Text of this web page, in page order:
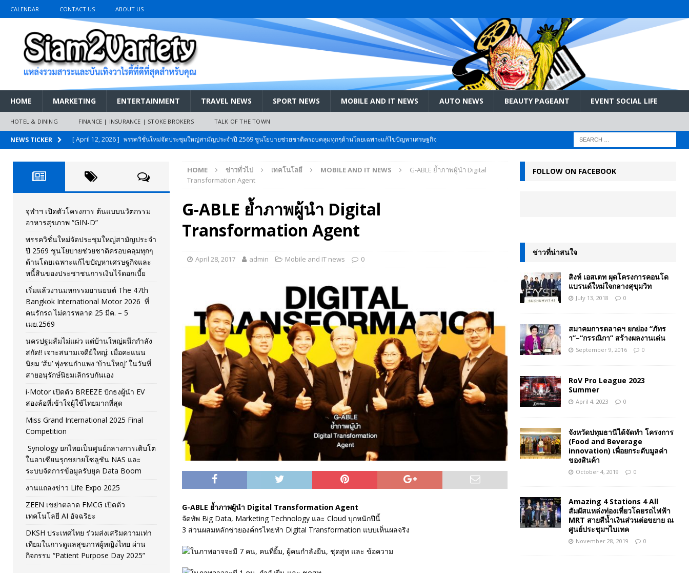
CALENDAR CONTACT US ABOUT US
HOME MARKETING ENTERTAINMENT TRAVEL NEWS SPORT NEWS MOBILE AND IT NEWS AUTO NEWS BEAUTY PAGEANT EVENT SOCIAL LIFE
HOTEL & DINING FINANCE | INSURANCE | STOKE BROKERS TALK OF THE TOWN
NEWS TICKER [ April 12, 2026 ] พรรควิชั่นใหม่จัดประชุมใหญ่สามัญประจำปี 2569 ชูนโยบายช่วยชาติครอบคลุมทุกๆด้านโดยเฉพาะแก้ไขปัญหาเศรษฐกิจ
[ March 26, 2026 ]
เริ่มแล้วงานมหกรรมยานยนต์ The 47th Bangkok International Motor 2026 ที่คนรักรถ ไม่ควรพลาด 25 มีค. – 5
เมย.2569
AUTO NEWS
[ February 10, 2026 ] นครปฐมส้มไม่แผ่ว แต่บ้านใหญ่ผนึกกำลัง สกัด!! เจาะสนามเจดีย์ใหญ่: เมื่อคะแนนนิยม ‘ส้ม’ พุ่งชนกำแพง ‘บ้านใหญ่’ ใน
วันที่สายอนุรักษ์นิยมเลิกรบกันเอง
PR NEWS
[ November 26, 2025 ] i-Motor เปิดตัว BREEZE ปักธงผู้นำ EV สองล้อที่เข้าใจผู้ใช้ไทยมากที่สุด
[ April 30, 2026 ] จุฬาฯ เปิดตัวโครงการ ต้นแบบนวัตกรรมอาหารสุขภาพ “GIN-D” EVENT SOCIAL LIFE
HOME ข่าวทั่วไป เทคโนโลยี MOBILE AND IT NEWS
G-ABLE ย้ำภาพผู้นำ Digital
Transformation Agent
G-ABLE ย้ำภาพผู้นำ Digital
Transformation Agent
April 28, 2017 admin Mobile and IT news 0
G-ABLE ย้ำภาพผู้นำ Digital Transformation Agent
จัดทัพ Big Data, Marketing Technology และ Cloud บุกหนักปีนี้
3 ส่วนผสมหลักช่วยองค์กรไทยทำ Digital Transformation แบบเห็นผลจริง
จุฬาฯ เปิดตัวโครงการ ต้นแบบนวัตกรรม
อาหารสุขภาพ “GIN-D”
พรรควิชั่นใหม่จัดประชุมใหญ่สามัญประจำ
ปี 2569 ชูนโยบายช่วยชาติครอบคลุมทุกๆ
ด้านโดยเฉพาะแก้ไขปัญหาเศรษฐกิจและ
หนี้สินของประชาชนการเงินไร้ดอกเบี้ย
เริ่มแล้วงานมหกรรมยานยนต์ The 47th
Bangkok International Motor 2026 ที่
คนรักรถ ไม่ควรพลาด 25 มีค. – 5
เมย.2569
นครปฐมส้มไม่แผ่ว แต่บ้านใหญ่ผนึกกำลัง
สกัด!! เจาะสนามเจดีย์ใหญ่: เมื่อคะแนน
นิยม ‘ส้ม’ พุ่งชนกำแพง ‘บ้านใหญ่’ ในวันที่
สายอนุรักษ์นิยมเลิกรบกันเอง
i-Motor เปิดตัว BREEZE ปักธงผู้นำ EV
สองล้อที่เข้าใจผู้ใช้ไทยมากที่สุด
Miss Grand International 2025 Final
Competition
Synology ยกไทยเป็นศูนย์กลางการเติบโต
ในอาเซียนรุกขยายโซลูชัน NAS และ
ระบบจัดการข้อมูลรับยุค Data Boom
งานแถลงข่าว Life Expo 2025
ZEEN เขย่าตลาด FMCG เปิดตัว
เทคโนโลยี AI อัจฉริยะ
DKSH ประเทศไทย ร่วมส่งเสริมความเท่า
เทียมในการดูแลสุขภาพผู้หญิงไทย ผ่าน
กิจกรรม “Patient Purpose Day 2025”
FOLLOW ON FACEBOOK
ข่าวที่น่าสนใจ
สิงห์ เอสเตท ผุดโครงการคอนโด
แบรนด์ใหม่ใจกลางสุขุมวิท
July 13, 2018 0
สมาคมการตลาดฯ ยกย่อง “ภัทร
า”–“กรรณิกา” สร้างผลงานเด่น
September 9, 2016 0
RoV Pro League 2023
Summer
April 4, 2023 0
จังหวัดปทุมธานีได้จัดทำ โครงการ
(Food and Beverage
innovation) เพื่อยกระดับมูลค่า
ของสินค้า
October 4, 2019 0
Amazing 4 Stations 4 All
สัมผัสแหล่งท่องเที่ยวโดยรถไฟฟ้า
MRT สายสีน้ำเงินส่วนต่อขยาย ณ
ศูนย์ประชุมฯไบเทค
November 28, 2019 0